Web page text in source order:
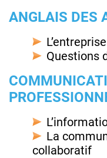
ANGLAIS DES
L’entreprise
Questions
La
collaboratif